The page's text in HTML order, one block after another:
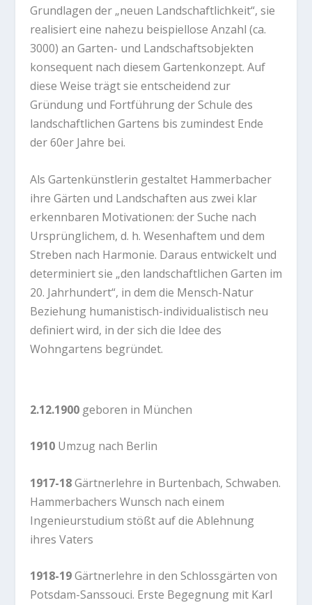
Grundlagen der „neuen Landschaftlichkeit“, sie
realisiert eine nahezu beispiellose Anzahl (ca.
3000) an Garten- und Landschaftsobjekten
konsequent nach diesem Gartenkonzept. Auf
diese Weise trägt sie entscheidend zur
Gründung und Fortführung der Schule des
landschaftlichen Gartens bis zumindest Ende
der 60er Jahre bei.
Als Gartenkünstlerin gestaltet Hammerbacher
ihre Gärten und Landschaften aus zwei klar
erkennbaren Motivationen: der Suche nach
Ursprünglichem, d. h. Wesenhaftem und dem
Streben nach Harmonie. Daraus entwickelt und
determiniert sie „den landschaftlichen Garten im
20. Jahrhundert“, in dem die Mensch-Natur
Beziehung humanistisch-individualistisch neu
definiert wird, in der sich die Idee des
Wohngartens begründet.
2.12.1900geboren in München
1910Umzug nach Berlin
1917-18Gärtnerlehre in Burtenbach, Schwaben.
Hammerbachers Wunsch nach einem
Ingenieurstudium stößt auf die Ablehnung
ihres Vaters
1918-19Gärtnerlehre in den Schlossgärten von
Potsdam-Sanssouci. Erste Begegnung mit Karl